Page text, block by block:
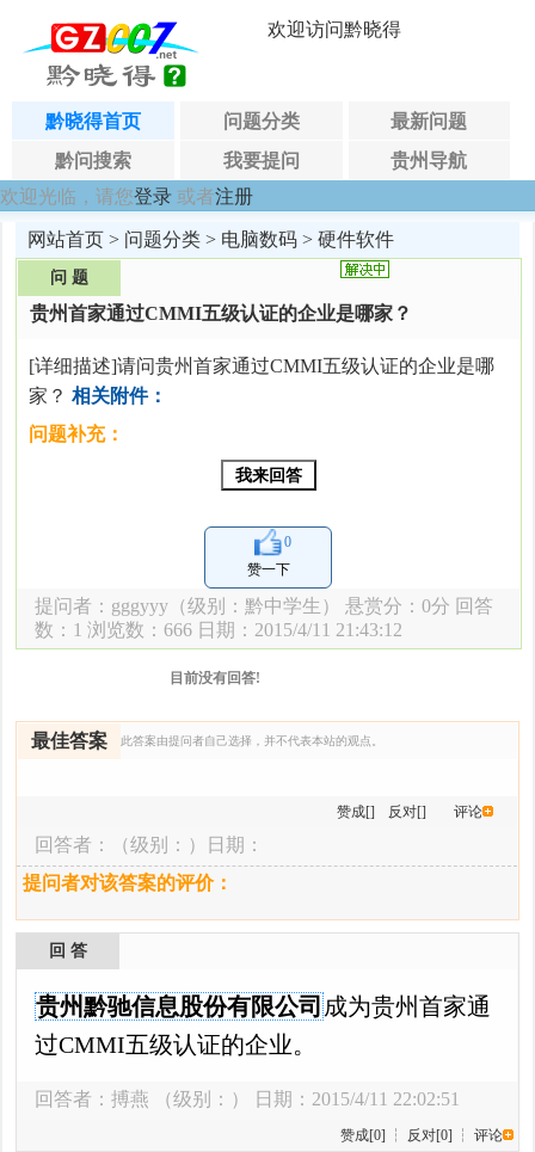
欢迎访问黔晓得
黔晓得首页 问题分类
最新问题
黔问搜索
我要提问
贵州导航
欢迎光临，请您登录 或者注册
网站首页 > 问题分类 > 电脑数码 >硬件软件
问 题
贵州首家通过CMMI五级认证的企业是哪家？
[详细描述]请问贵州首家通过CMMI五级认证的企业是哪
家？ 相关附件：
问题补充：
0
赞一下
提问者： gggyyy （级别：黔中学生） 悬赏分：0分 回答
数：1 浏览数： 666 日期：2015/4/11 21:43:12
目前没有回答!
最佳答案 此答案由提问者自己选择，并不代表本站的观点。
赞成[] 反对[] 评论
回答者：
（级别：）日期：
提问者对该答案的评价：
回 答
贵州黔驰信息股份有限公司成为贵州首家通
过CMMI五级认证的企业。
回答者：搏燕 （级别：） 日期：2015/4/11 22:02:51
赞成[0] ┆ 反对[0] ┆评论